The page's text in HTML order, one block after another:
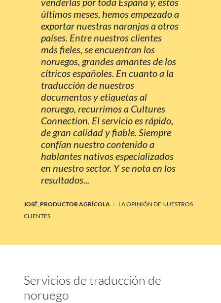
últimos meses, hemos empezado a
exportar nuestras naranjas a otros
países. Entre nuestros clientes
más fieles, se encuentran los
noruegos, grandes amantes de los
cítricos españoles. En cuanto a la
traducción de nuestros
documentos y etiquetas al
noruego, recurrimos a Cultures
Connection. El servicio es rápido,
de gran calidad y fiable. Siempre
confían nuestro contenido a
hablantes nativos especializados
en nuestro sector. Y se nota en los
resultados...
JOSÉ, PRODUCTOR AGRÍCOLA - LA OPINIÓN DE NUESTROS
CLIENTES
Servicios de traducción de
noruego